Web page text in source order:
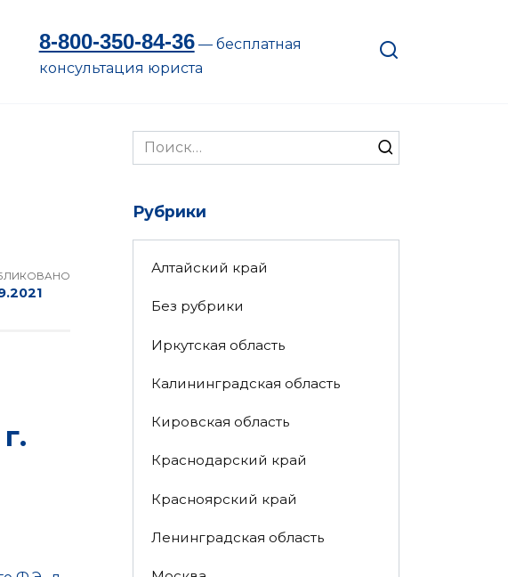
8-800-350-84-36— бесплатная
консультация юриста
Search
for:
Рубрики
Алтайский край
Без рубрики
Иркутская область
Калининградская область
Кировская область
Краснодарский край
Красноярский край
Ленинградская область